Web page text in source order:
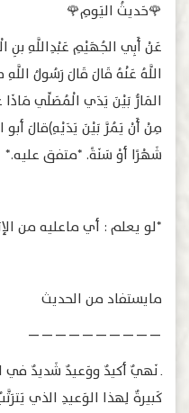
🌹حَديثُ اليَومِ🌹
عَنْ أَبِي الجُهَيْمِ عَبْدِاللَّهِ بنِ
اللَّهُ عَنْهُ قَالَ قَالَ رَسُولُ
المَارُّ بَيْنَ يَدَي الْمُصَلِّي مَاذَا
مِنْ أَنْ يَمُرَّ بَيْنَ يَدَيْهِ)قالَ أبو
شَهْرًا أوْ سَنَةً. *متفق عليه.*
*لو يعلم : أي ماعليه من
مايستفاد من الحديث
——————————
ـ نَهيٌ أكيدٌ ووَعيدٌ شَديدٌ في
كَبيرةٌ لِهذا الوَعيدِ الذي